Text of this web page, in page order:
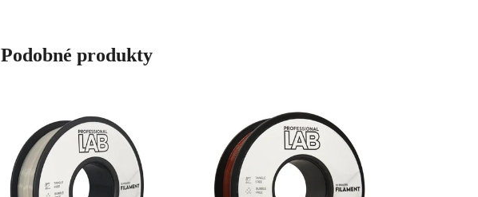
Podobné produkty